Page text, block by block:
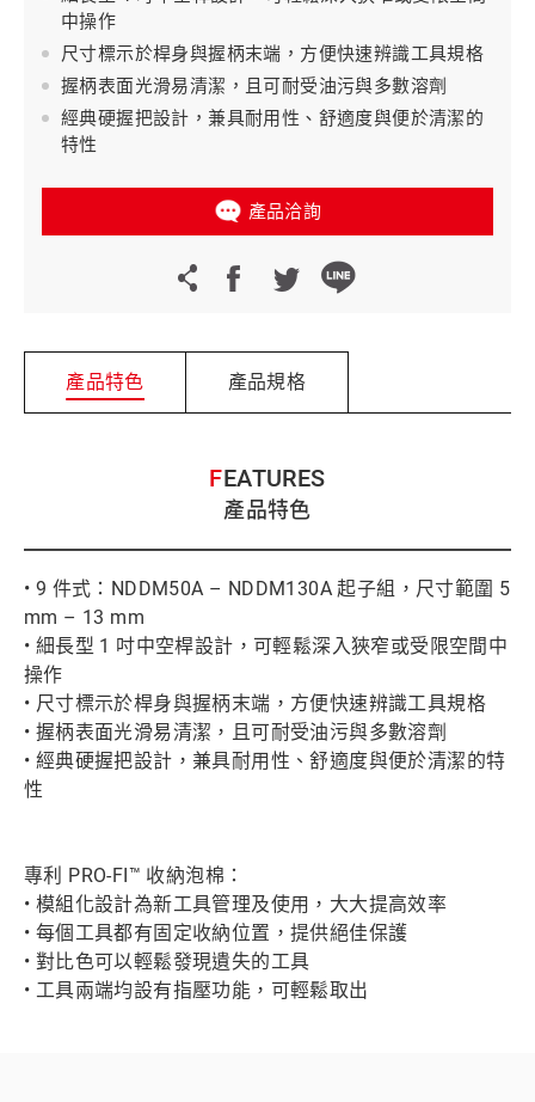
中操作
尺寸標示於桿身與握柄末端，方便快速辨識工具規格
握柄表面光滑易清潔，且可耐受油污與多數溶劑
經典硬握把設計，兼具耐用性、舒適度與便於清潔的
特性
產品洽詢
產品特色 產品規格
FEATURES
產品特色
• 9 件式：NDDM50A – NDDM130A 起子組，尺寸範圍 5
mm – 13 mm
• 細長型 1 吋中空桿設計，可輕鬆深入狹窄或受限空間中
操作
• 尺寸標示於桿身與握柄末端，方便快速辨識工具規格
• 握柄表面光滑易清潔，且可耐受油污與多數溶劑
• 經典硬握把設計，兼具耐用性、舒適度與便於清潔的特
性
專利 PRO-FI™ 收納泡棉：
• 模組化設計為新工具管理及使用，大大提高效率
• 每個工具都有固定收納位置，提供絕佳保護
• 對比色可以輕鬆發現遺失的工具
• 工具兩端均設有指壓功能，可輕鬆取出